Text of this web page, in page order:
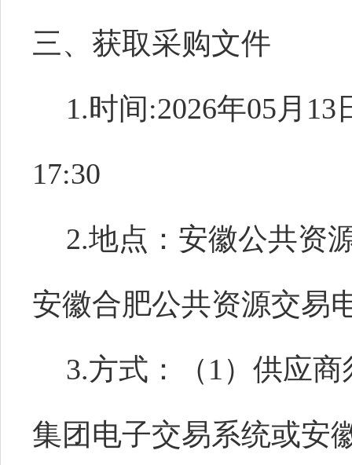
三、获取采购文件
1.时间:2026年05月13
17:30
2.地点：安徽公共资
安徽合肥公共资源交易
3.方式：（1）供应
集团电子交易系统或安